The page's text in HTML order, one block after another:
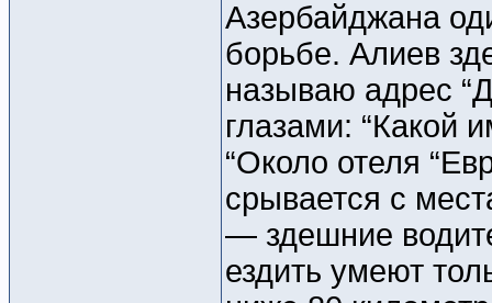
Азербайджана
борьбе. Алиев
называю адрес
глазами: “Какой
“Около отеля
срывается с
— здешние
ездить умеют